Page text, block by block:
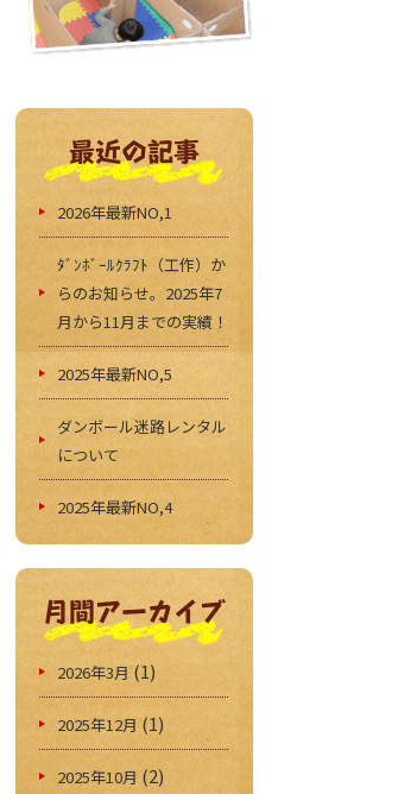
最近の記事
2026年最新NO,1
ﾀﾞﾝﾎﾞｰﾙｸﾗﾌﾄ（工作）か
らのお知らせ。2025年7
月から11月までの実績！
2025年最新NO,5
ダンボール迷路レンタル
について
2025年最新NO,4
月間アーカイブ
2026年3月(1)
2025年12月(1)
2025年10月 (2)